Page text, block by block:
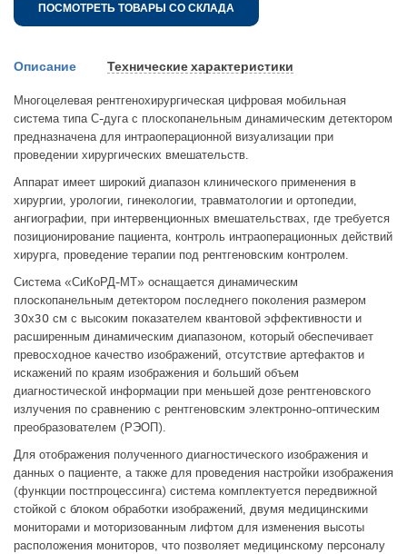
ПОСМОТРЕТЬ ТОВАРЫ СО СКЛАДА
Описание Технические характеристики
Многоцелевая рентгенохирургическая цифровая мобильная
система типа С-дуга с плоскопанельным динамическим детектором
предназначена для интраоперационной визуализации при
проведении хирургических вмешательств.
Аппарат имеет широкий диапазон клинического применения в
хирургии, урологии, гинекологии, травматологии и ортопедии,
ангиографии, при интервенционных вмешательствах, где требуется
позиционирование пациента, контроль интраоперационных действий
хирурга, проведение терапии под рентгеновским контролем.
Система «СиКоРД-МТ» оснащается динамическим
плоскопанельным детектором последнего поколения размером
30х30 см с высоким показателем квантовой эффективности и
расширенным динамическим диапазоном, который обеспечивает
превосходное качество изображений, отсутствие артефактов и
искажений по краям изображения и больший объем
диагностической информации при меньшей дозе рентгеновского
излучения по сравнению с рентгеновским электронно-оптическим
преобразователем (РЭОП).
Для отображения полученного диагностического изображения и
данных о пациенте, а также для проведения настройки изображения
(функции постпроцессинга) система комплектуется передвижной
стойкой с блоком обработки изображений, двумя медицинскими
мониторами и моторизованным лифтом для изменения высоты
расположения мониторов, что позволяет медицинскому персоналу